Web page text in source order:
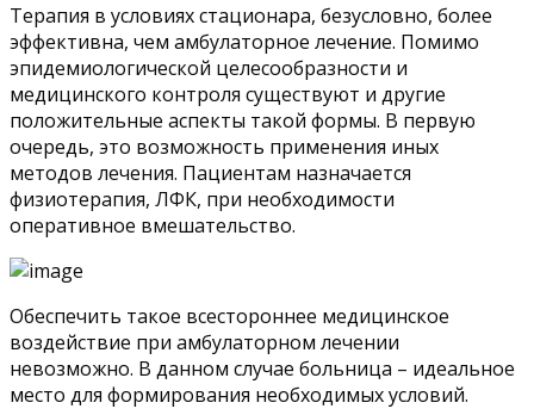
Терапия в условиях стационара, безусловно, более
эффективна, чем амбулаторное лечение. Помимо
эпидемиологической целесообразности и
медицинского контроля существуют и другие
положительные аспекты такой формы. В первую
очередь, это возможность применения иных
методов лечения. Пациентам назначается
физиотерапия, ЛФК, при необходимости
оперативное вмешательство.
Обеспечить такое всестороннее медицинское
воздействие при амбулаторном лечении
невозможно. В данном случае больница – идеальное
место для формирования необходимых условий.